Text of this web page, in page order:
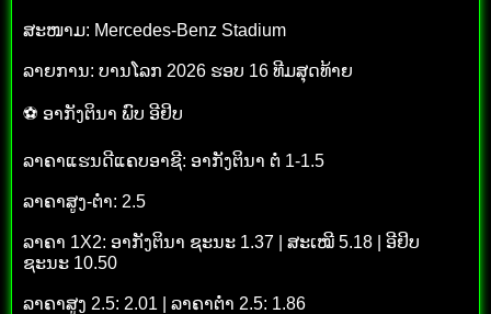
ສະໜາມ: Mercedes-Benz Stadium
ລາຍການ: ບານໂລກ 2026 ຮອບ 16 ທີມສຸດທ້າຍ
⚽ ອາກັງຕິນາ ພົບ ອີຢິບ
ລາຄາແຮນດີແຄບອາຊີ: ອາກັງຕິນາ ຕໍ່ 1-1.5
ລາຄາສູງ-ຕໍ່າ: 2.5
ລາຄາ 1X2: ອາກັງຕິນາ ຊະນະ 1.37 | ສະເໝີ 5.18 | ອີຢິບ
ຊະນະ 10.50
ລາຄາສູງ 2.5: 2.01 | ລາຄາຕໍ່າ 2.5: 1.86